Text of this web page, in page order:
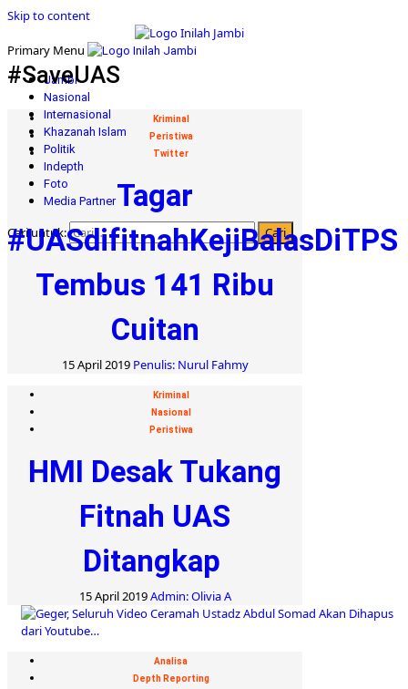
Skip to content
Primary Menu
Jambi
Nasional
Internasional
Khazanah Islam
Politik
Indepth
Foto
Media Partner
Cari untuk:
#SaveUAS
Kriminal
Peristiwa
Twitter
Tagar
#UASdifitnahKejiBalasDiTPS
Tembus 141 Ribu
Cuitan
15 April 2019 Penulis: Nurul Fahmy
Kriminal
Nasional
Peristiwa
HMI Desak Tukang
Fitnah UAS
Ditangkap
15 April 2019Admin: Olivia A
Analisa
Depth Reporting